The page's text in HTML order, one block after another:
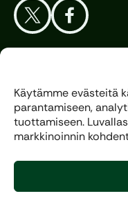
Käytämme evästeitä
parantamiseen,
tuottamiseen.
markkinoinnin
Liitto
Kilpagolf